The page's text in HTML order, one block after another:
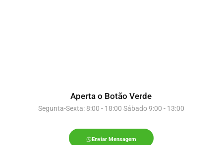
Aperta o Botão Verde
Segunta-Sexta: 8:00 - 18:00 Sábado 9:00 - 13:00
Enviar Mensagem